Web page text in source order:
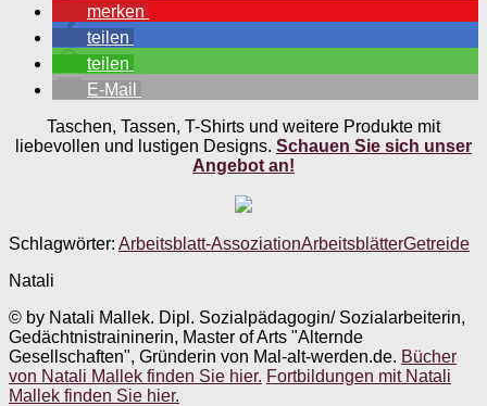
merken
teilen
teilen
E-Mail
Taschen, Tassen, T-Shirts und weitere Produkte mit
liebevollen und lustigen Designs. Schauen Sie sich unser
Angebot an!
Schlagwörter: Arbeitsblatt-AssoziationArbeitsblätterGetreide
Natali
© by Natali Mallek. Dipl. Sozialpädagogin/ Sozialarbeiterin,
Gedächtnistraininerin, Master of Arts "Alternde
Gesellschaften", Gründerin von Mal-alt-werden.de. Bücher
von Natali Mallek finden Sie hier. Fortbildungen mit Natali
Mallek finden Sie hier.